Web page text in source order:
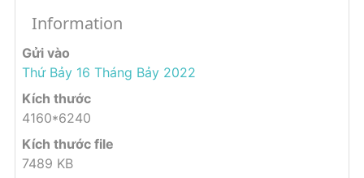
Information
Gửi vào
Thứ Bảy 16 Tháng Bảy 2022
Kích thước
4160*6240
Kích thước file
7489 KB